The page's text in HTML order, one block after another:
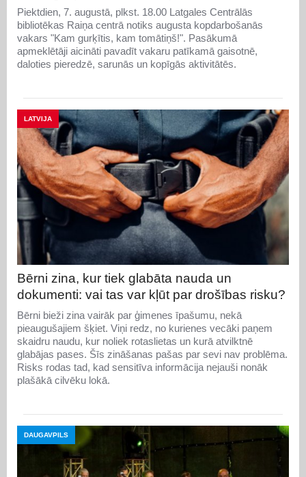
Piektdien, 7. augustā, plkst. 18.00 Latgales Centrālās
bibliotēkas Raiņa centrā notiks augusta kopdarbošanās
vakars "Kam gurķītis, kam tomātiņš!". Pasākumā
apmeklētāji aicināti pavadīt vakaru patīkamā gaisotnē,
daloties pieredzē, sarunās un kopīgās aktivitātēs.
LATVIJA
Bērni zina, kur tiek glabāta nauda un
dokumenti: vai tas var kļūt par drošības risku?
Bērni bieži zina vairāk par ģimenes īpašumu, nekā
pieaugušajiem šķiet. Viņi redz, no kurienes vecāki paņem
skaidru naudu, kur noliek rotaslietas un kurā atvilktnē
glabājas pases. Šīs zināšanas pašas par sevi nav problēma.
Risks rodas tad, kad sensitīva informācija nejauši nonāk
plašākā cilvēku lokā.
DAUGAVPILS